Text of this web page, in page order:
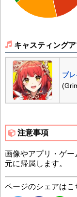
キャスティングア
ブ
注意事項
画像やアプリ・ゲ
元に帰属します。
ページのシェアはこ